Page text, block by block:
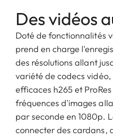
Des vidéos
Doté de fonctionnalités
prend en charge
des résolutions allant
variété de codecs
efficaces h265 et
fréquences d'images
par seconde en 1080p.
connecter des cardans,